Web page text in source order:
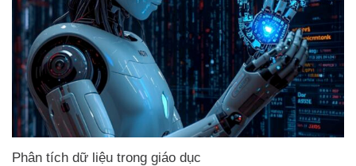
Phân tích dữ liệu trong giáo dục